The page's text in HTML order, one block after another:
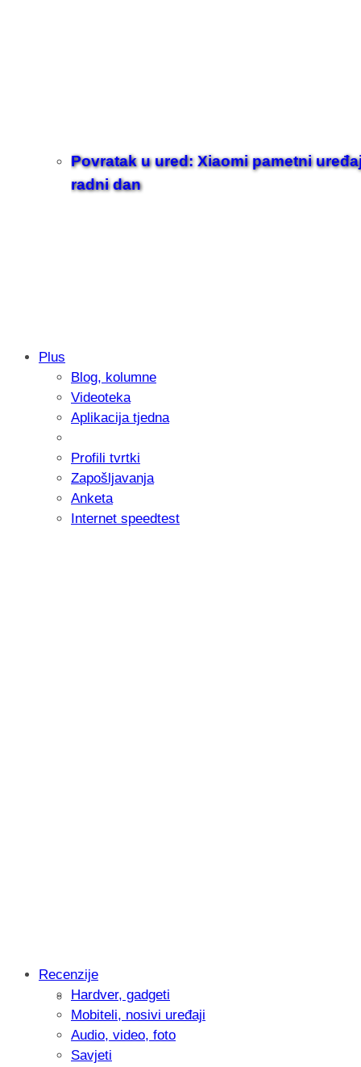
Povratak u ured: Xiaomi pametni
radni dan
Samsung otkrio kako je nastajala
donijelo tanje i izdržljivije preklopne
Plus
Blog, kolumne
Videoteka
Aplikacija tjedna
Profili tvrtki
Zapošljavanja
Anketa
Internet speedtest
Intervju: Goran Jović, fotograf -
Recenzije
Hardver, gadgeti
Mobiteli, nosivi uređaji
Audio, video, foto
Savjeti